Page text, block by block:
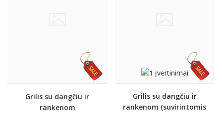
Grilis su dangčiu ir
rankenom
Grilis su dangčiu ir
rankenom (suvirintomis